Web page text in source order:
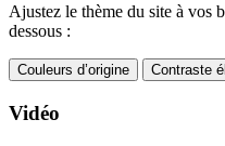
Ajustez le thème du site à vos
dessous :
Couleurs d’origine Contraste
Vidéo